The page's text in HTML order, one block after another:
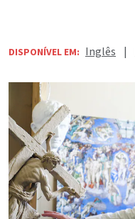
DISPONÍVEL EM: Inglês |